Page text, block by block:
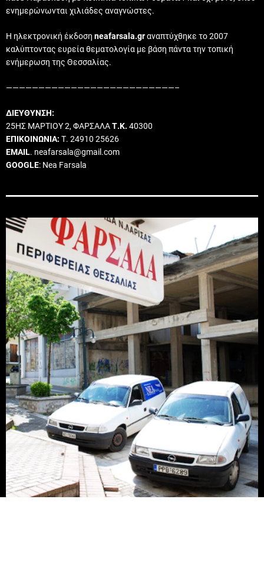
ενημερώνωνται χιλιάδες αναγνώστες.
Η ηλεκτρονική έκδοση neafarsala.grαναπτύχθηκε το 2007
καλύπτοντας ευρεία θεματολογία με βάση πάντα την τοπική
ενήμερωση της Θεσσαλίας.
——————————————————————————–
ΔΙΕΥΘΥΝΣΗ:
25ΗΣ ΜΑΡΤΙΟΥ 2, ΦΑΡΣΑΛΑΤ.Κ. 40300
ΕΠΙΚΟΙΝΩΝΙΑ: Τ. 24910 25626
EMAIL. neafarsala@gmail.com
GOOGLE: Nea Farsala